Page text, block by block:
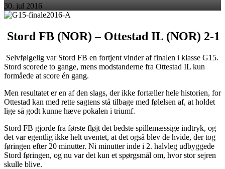
30. jul 2016
Stord FB (NOR) – Ottestad IL (NOR) 2-1
Selvfølgelig var Stord FB en fortjent vinder af finalen i klasse G15.
Stord scorede to gange, mens modstanderne fra Ottestad IL kun
formåede at score én gang.
Men resultatet er en af den slags, der ikke fortæller hele historien, for
Ottestad kan med rette sagtens stå tilbage med følelsen af, at holdet
lige så godt kunne hæve pokalen i triumf.
Stord FB gjorde fra første fløjt det bedste spillemæssige indtryk, og
det var egentlig ikke helt uventet, at det også blev de hvide, der tog
føringen efter 20 minutter. Ni minutter inde i 2. halvleg udbyggede
Stord føringen, og nu var det kun et spørgsmål om, hvor stor sejren
skulle blive.